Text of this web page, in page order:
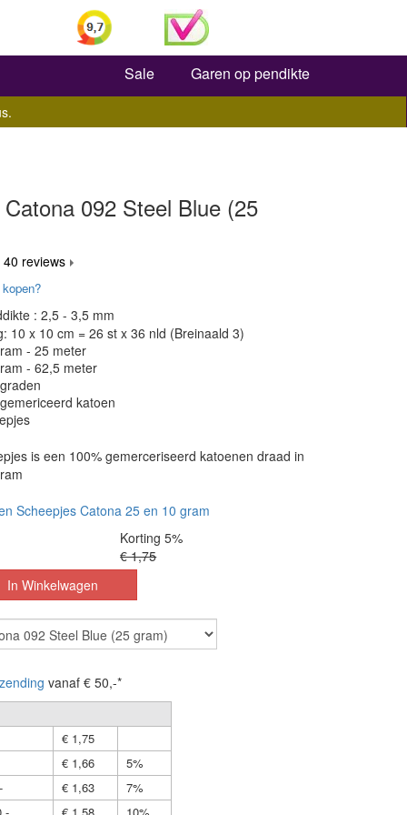
Zoeken
Sale Garen op pendikte
092 Steel Blue (25
40 reviews
: 2,5 - 3,5 mm
10 x 10 cm = 26 st x 36 nld (Breinaald 3)
- 25 meter
- 62,5 meter
katoen
is een 100% gemerceriseerd katoenen draad in
Scheepjes Catona 25 en 10 gram
Korting 5%
€ 1,75
vanaf € 50,-*
€ 1,75
€ 1,66
5%
€ 1,63
7%